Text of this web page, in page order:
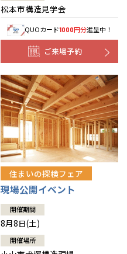
松本市構造見学会
QUOカード1000円分進呈中！
ご来場予約
住まいの探検フェア
現場公開イベント
開催期間
8月8日(土)
開催場所